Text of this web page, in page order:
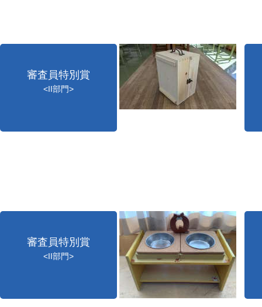
審査員特別賞
<II部門>
審査員特別賞
<II部門>